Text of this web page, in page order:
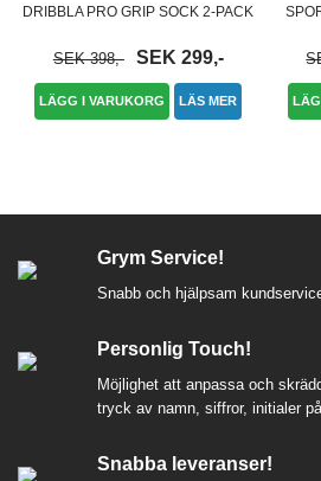
DRIBBLA PRO GRIP SOCK 2-PACK
SEK 398,- SEK 299,-
LÄGG I VARUKORG LÄS MER
Grym Service!
Snabb och hjälpsam
Personlig Touch!
Möjlighet att anpassa och
tryck av namn, siffror, initialer
Snabba leveranser!